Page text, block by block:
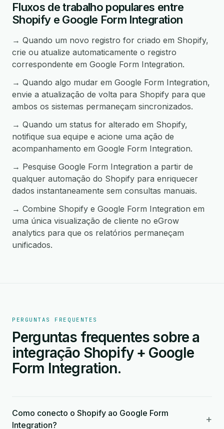
Fluxos de trabalho populares entre
Shopify e Google Form Integration
→ Quando um novo registro for criado em Shopify,
crie ou atualize automaticamente o registro
correspondente em Google Form Integration.
→ Quando algo mudar em Google Form Integration,
envie a atualização de volta para Shopify para que
ambos os sistemas permaneçam sincronizados.
→ Quando um status for alterado em Shopify,
notifique sua equipe e acione uma ação de
acompanhamento em Google Form Integration.
→ Pesquise Google Form Integration a partir de
qualquer automação do Shopify para enriquecer
dados instantaneamente sem consultas manuais.
→ Combine Shopify e Google Form Integration em
uma única visualização de cliente no eGrow
analytics para que os relatórios permaneçam
unificados.
PERGUNTAS FREQUENTES
Perguntas frequentes sobre a
integração Shopify + Google
Form Integration.
Como conecto o Shopify ao Google Form
Integration?
+